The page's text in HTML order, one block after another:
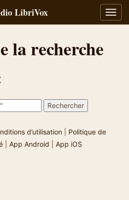
la
LibriVox
la recherche
d’utilisation| Politique de
App Android App iOS